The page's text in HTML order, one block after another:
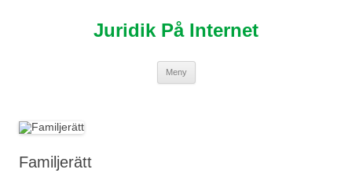
Juridik På Internet
Meny
Familjerätt